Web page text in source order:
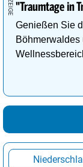
"Traumtage in
Genießen Sie